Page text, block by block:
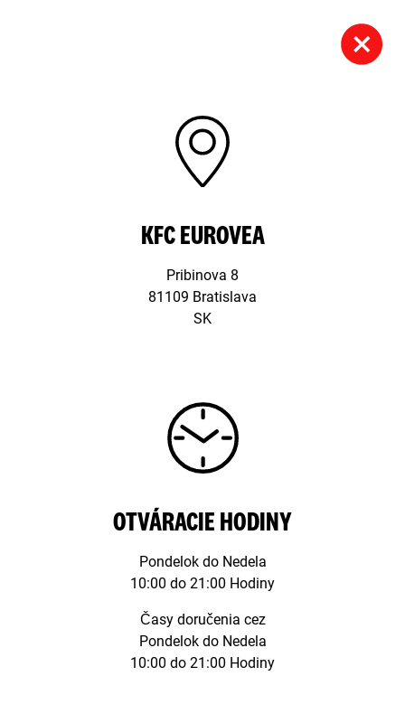
KFC EUROVEA
Pribinova 8
81109 Bratislava
SK
OTVÁRACIE HODINY
Pondelok do Nedela
10:00 do 21:00 Hodiny
Časy doručenia cez
Pondelok do Nedela
10:00 do 21:00 Hodiny